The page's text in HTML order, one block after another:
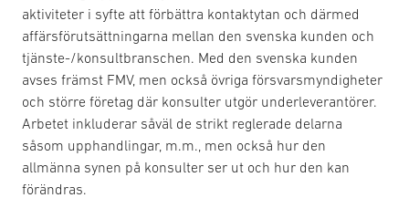
aktiviteter i syfte att förbättra kontaktytan och därmed
affärsförutsättningarna mellan den svenska kunden och
tjänste-/konsultbranschen. Med den svenska kunden
avses främst FMV, men också övriga försvarsmyndigheter
och större företag där konsulter utgör underleverantörer.
Arbetet inkluderar såväl de strikt reglerade delarna
såsom upphandlingar, m.m., men också hur den
allmänna synen på konsulter ser ut och hur den kan
förändras.